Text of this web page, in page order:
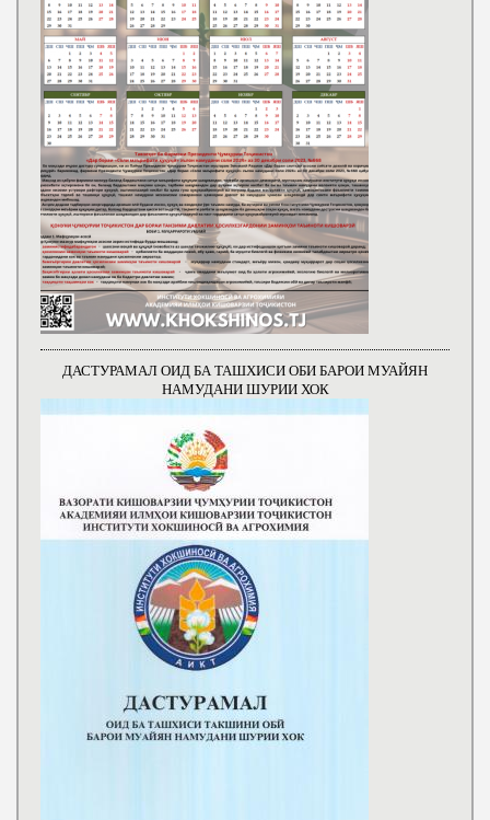
ДАСТУРАМАЛ ОИД БА ТАШХИСИ ОБИ БАРОИ МУАЙЯН
НАМУДАНИ ШУРИИ ХОК